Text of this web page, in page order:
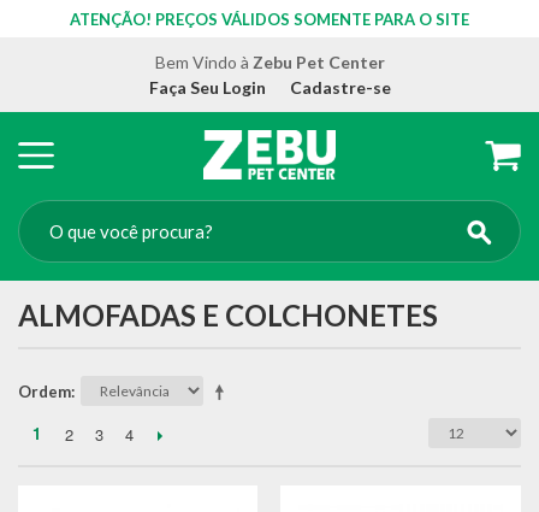
ATENÇÃO! PREÇOS VÁLIDOS SOMENTE PARA O SITE
Bem Vindo à Zebu Pet Center
Faça Seu Login
Cadastre-se
ALMOFADAS E COLCHONETES
Ordem
1 2 3 4